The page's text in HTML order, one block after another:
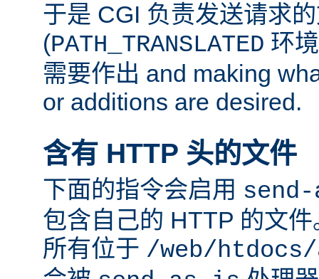
于是 CGI 负责发送请求
(PATH_TRANSLATED 环
需要作出 and making
or additions are desired.
含有 HTTP 头的文件
下面的指令会启用
包含自己的 HTTP 的文
所有位于 /web/